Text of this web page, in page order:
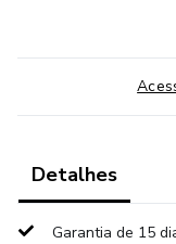
Detalhes
Garantia de 15